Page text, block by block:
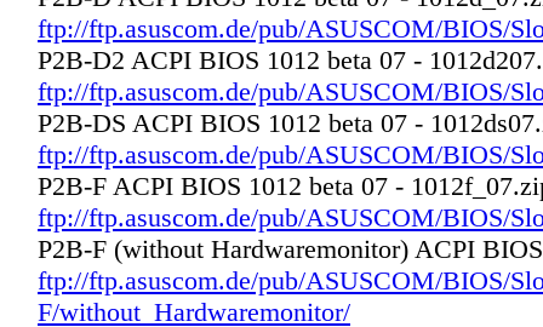
ftp://ftp.asuscom.de/pub/ASUSCOM/BIOS/
P2B-D2 ACPI BIOS 1012 beta 07 -
ftp://ftp.asuscom.de/pub/ASUSCOM/BIOS/
P2B-DS ACPI BIOS 1012 beta 07 -
ftp://ftp.asuscom.de/pub/ASUSCOM/BIOS/
P2B-F ACPI BIOS 1012 beta 07 -
ftp://ftp.asuscom.de/pub/ASUSCOM/BIOS/
P2B-F (without Hardwaremonitor) ACPI
ftp://ftp.asuscom.de/pub/ASUSCOM/BIOS/
F/without_Hardwaremonitor/